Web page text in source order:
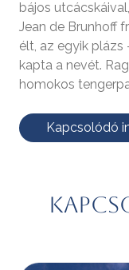
bájos
Jean de Brunhoff
élt, az egyik plázs
kapta a nevét.
homokos
Kapcsolódó